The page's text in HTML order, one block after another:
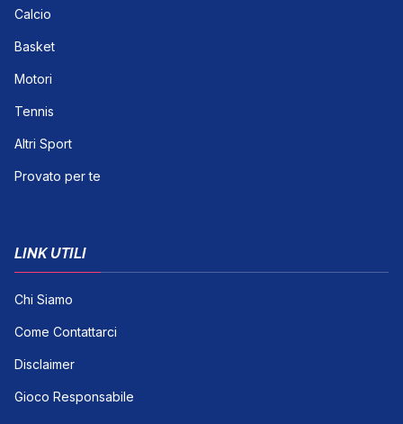
Calcio
Basket
Motori
Tennis
Altri Sport
Provato per te
LINK UTILI
Chi Siamo
Come Contattarci
Disclaimer
Gioco Responsabile